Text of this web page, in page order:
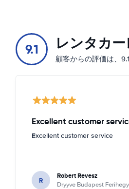
9.1 レンタカ
顧客からの評価は、
Excellent customer
Excellent customer service
R Robert Revesz
Dryyve Budapest